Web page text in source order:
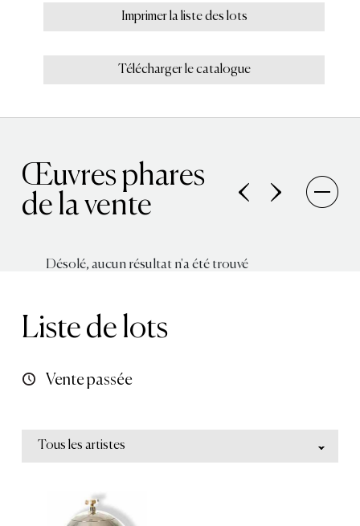
Imprimer la liste des lots
Télécharger le catalogue
Œuvres phares
de la vente
Désolé, aucun résultat n'a été trouvé
Liste de lots
Vente passée
Tous les artistes